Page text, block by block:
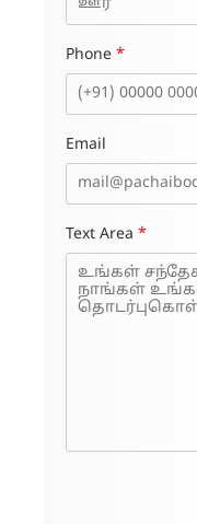
Phone *
Email
Text Area *